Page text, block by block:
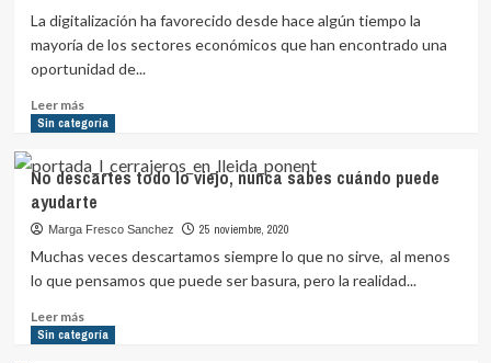
saber
antes
instalar
cerradura
seguridad?
La digitalización ha favorecido desde hace algún tiempo la
mayoría de los sectores económicos que han encontrado una
oportunidad de...
Leer másLeer
más
La
espectacular
digitalización
de
Sin categoría
No descartes todo lo viejo, nunca sabes cuándo puede
ayudarte
Marga Fresco Sanchez 25 noviembre, 2020
Muchas veces descartamos siempre lo que no sirve, al menos
lo que pensamos que puede ser basura, pero la realidad...
Leer másLeer
más
Sin categoría